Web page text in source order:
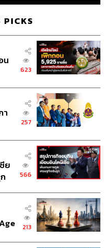
AUTHOR
TEAM
PHOTOGRAPHER
ร
ระจำสำนักข่าว THE
PICKS
น
623
า
257
ย
566
213